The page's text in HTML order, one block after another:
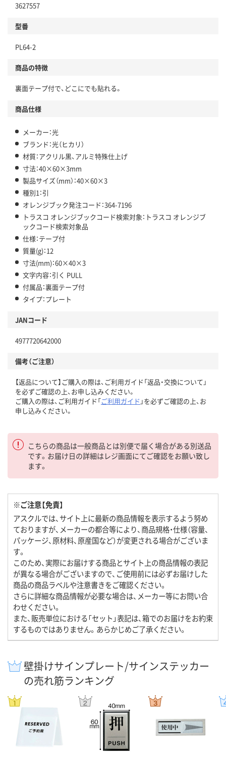
3627557
型番
PL64-2
商品の特徴
裏面テープ付で、どこにでも貼れる。
商品仕様
メーカー：光
ブランド：光（ヒカリ）
材質：アクリル黒、アルミ特殊仕上げ
寸法：40×60×3mm
製品サイズ（mm）：40×60×3
種別1：引
オレンジブック発注コード：364-7196
トラスコ オレンジブックコード検索対象：トラスコ オレンジブ
ックコード検索対象品
仕様：テープ付
質量(g)：12
寸法(mm)：60×40×3
文字内容：引く PULL
付属品：裏面テープ付
タイプ：プレート
JANコード
4977720642000
備考（ご注意）
【返品について】ご購入の際は、ご利用ガイド「返品・交換について」
を必ずご確認の上、お申し込みください。
ご購入の際は、ご利用ガイド「ご利用ガイド 」を必ずご確認の上、お
申し込みください。
こちらの商品は一般商品とは別便で届く場合がある別送品
です。お届け日の詳細はレジ画面にてご確認をお願い致し
ます。
※ご注意【免責】
アスクルでは、サイト上に最新の商品情報を表示するよう努め
ておりますが、メーカーの都合等により、商品規格・仕様（容量、
パッケージ、原材料、原産国など）が変更される場合がございま
す。
このため、実際にお届けする商品とサイト上の商品情報の表記
が異なる場合がございますので、ご使用前には必ずお届けした
商品の商品ラベルや注意書きをご確認ください。
さらに詳細な商品情報が必要な場合は、メーカー等にお問い合
わせください。
また、販売単位における「セット」表記は、箱でのお届けをお約束
するものではありません。あらかじめご了承ください。
壁掛けサインプレート/サインステッカー
の売れ筋ランキング